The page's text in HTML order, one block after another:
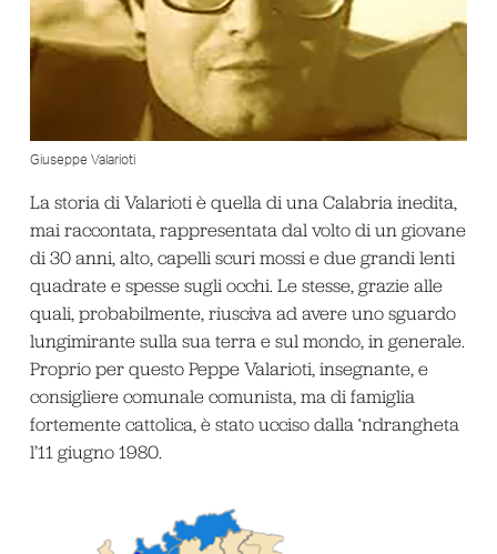
Giuseppe Valarioti
La storia di Valarioti è quella di una Calabria inedita,
mai raccontata, rappresentata dal volto di un giovane
di 30 anni, alto, capelli scuri mossi e due grandi lenti
quadrate e spesse sugli occhi. Le stesse, grazie alle
quali, probabilmente, riusciva ad avere uno sguardo
lungimirante sulla sua terra e sul mondo, in generale.
Proprio per questo Peppe Valarioti, insegnante, e
consigliere comunale comunista, ma di famiglia
fortemente cattolica, è stato ucciso dalla ‘ndrangheta
l’11 giugno 1980.